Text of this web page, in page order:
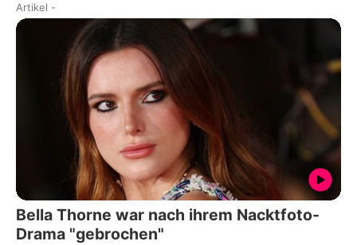
Artikel -
Bella Thorne war nach ihrem Nacktfoto-
Drama "gebrochen"